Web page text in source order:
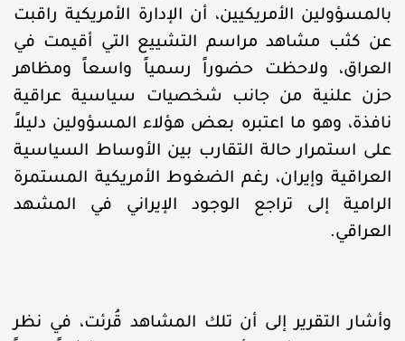
بالمسؤولين الأمريكيين، أن الإدارة الأمريكية راقبت
عن كثب مشاهد مراسم التشييع التي أقيمت في
العراق، ولاحظت حضوراً رسمياً واسعاً ومظاهر
حزن علنية من جانب شخصيات سياسية عراقية
نافذة، وهو ما اعتبره بعض هؤلاء المسؤولين دليلاً
على استمرار حالة التقارب بين الأوساط السياسية
العراقية وإيران، رغم الضغوط الأمريكية المستمرة
الرامية إلى تراجع الوجود الإيراني في المشهد
العراقي.
وأشار التقرير إلى أن تلك المشاهد قُرئت، في نظر